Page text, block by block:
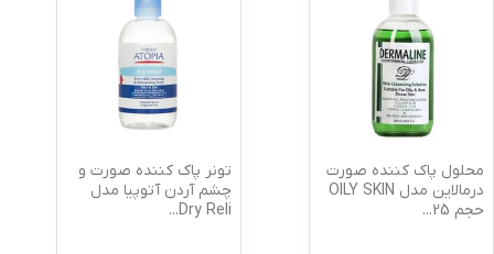
محلول پاک کننده صورت
درمالاین مدل OILY SKIN
حجم 25
...
تونر پاک کننده صورت و
چشم آردن آتوپیا مدل
Dry Reli
...